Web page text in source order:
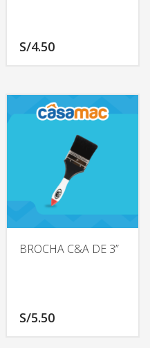
S/4.50
BROCHA C&A DE 3”
S/5.50